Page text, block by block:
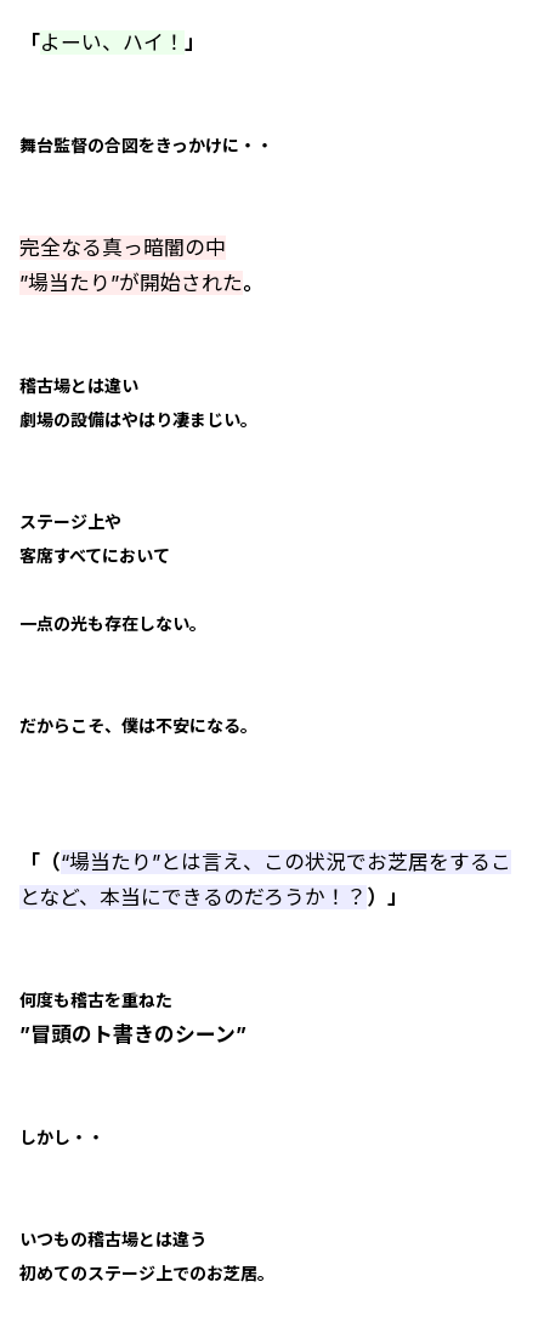
「よーい、ハイ！ 」
舞台監督の合図をきっかけに・・
完全なる真っ暗闇の中
”場当たり”が開始された。
稽古場とは違い
劇場の設備はやはり凄まじい。
ステージ上や
客席すべてにおいて
一点の光も存在しない。
だからこそ、僕は不安になる。
「（“場当たり”とは言え、この状況でお芝居をするこ
となど、本当にできるのだろうか！？ ）」
何度も稽古を重ねた
”冒頭のト書きのシーン”
しかし・・
いつもの稽古場とは違う
初めてのステージ上でのお芝居。